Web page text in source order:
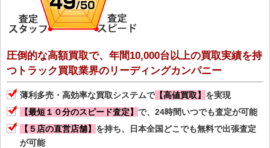
圧倒的な高額買取で、年間10,000台以上の買取実績を持
つトラック買取業界のリーディングカンパニー
薄利多売・高効率な買取システムで 【高値買取】 を実現
【最短１０分のスピード査定】 で、24時間いつでも査定が可能
【５店の直営店舗】 を持ち、日本全国どこでも無料で出張査定
が可能